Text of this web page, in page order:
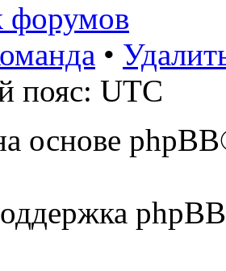
форумов
•
пояс: UTC
основе
phpBB